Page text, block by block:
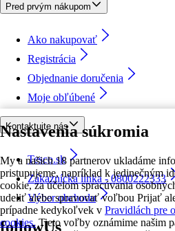
Nastavenia súkromia
My a našich 18 partnerov ukladáme
pristupujeme, napríklad k jedinečným
cookie, za účelom spracúvania
udeliť alebo spravovať voľbou Prijať
prípadne kedykoľvek v Pravidlách pre
cookies. Tieto voľby oznámime našim
Pred prvým nákupom
Ako nakupovať
Registrácia
Objednanie doručenia
Moje obľúbené
Kontaktujte nás
Tesco.sk
Zákaznícka linka - 0800222333
Výber obchodu
followUs